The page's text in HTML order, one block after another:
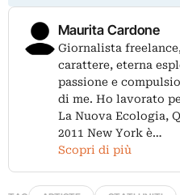
Maurita Cardone
Giornalista
carattere, eterna
passione e
di me. Ho lavorato
La Nuova Ecologia,
2011 New York è…
Scopri di più